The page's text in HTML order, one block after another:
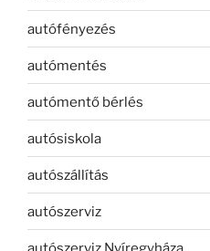
autófényezés
autómentés
autómentő bérlés
autósiskola
autószállítás
autószerviz